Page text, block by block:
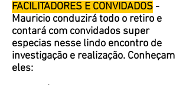
FACILITADORES E CONVIDADOS -
Mauricio conduzirá todo o retiro e
contará com convidados super
especias nesse lindo encontro de
investigação e realização. Conheçam
eles: